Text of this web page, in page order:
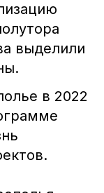
выделили
в 2022